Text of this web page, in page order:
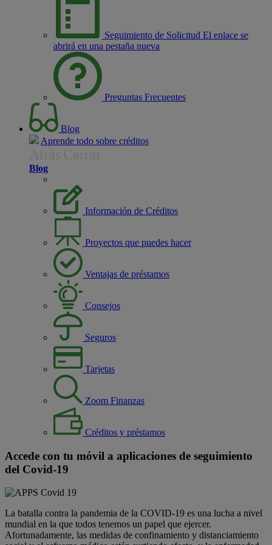
Seguimiento de Solicitud El enlace se
abrirá en una pestaña nueva
Preguntas Frecuentes
Blog
Aprende todo sobre créditos
Blog
Información de Créditos
Proyectos que puedes hacer
Ventajas de préstamos
Consejos
Seguros
Tarjetas
Zoom Finanzas
Créditos y préstamos
Accede con tu móvil a aplicaciones de seguimiento
del Covid-19
La batalla contra la pandemia de la COVID-19 es una lucha a nivel
mundial en la que todos tenemos un papel que ejercer.
Afortunadamente, las medidas de confinamiento y distanciamiento